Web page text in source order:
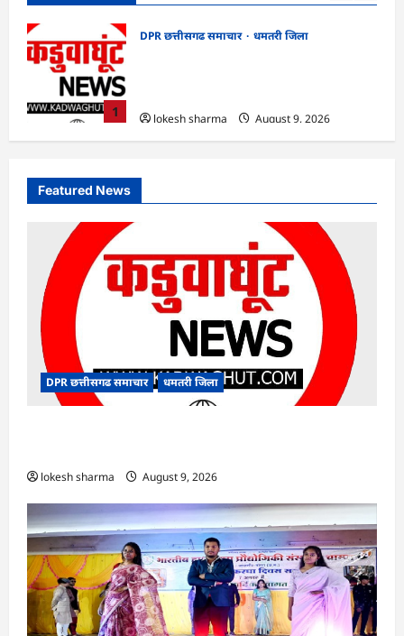
1
DPR छत्तीसगढ समाचार धमतरी जिला
CG : गंगरेल वन क्षेत्र में घायल भारतीय अजगर का
रेस्क्यू, उपचार के बाद जंगल सफारी रायपुर भेजा
गया
lokesh sharma
August 9, 2026
Featured News
DPR छत्तीसगढ समाचार धमतरी जिला
lokesh sharma August 9, 2026